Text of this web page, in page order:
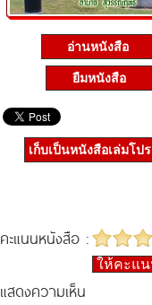
อ่านหนังสือ
ยืมหนังสือ
เก็บเป็นหนังสือเล่มโป
คะแนนหนังสือ :
ให้คะแ
แสดงความเห็น